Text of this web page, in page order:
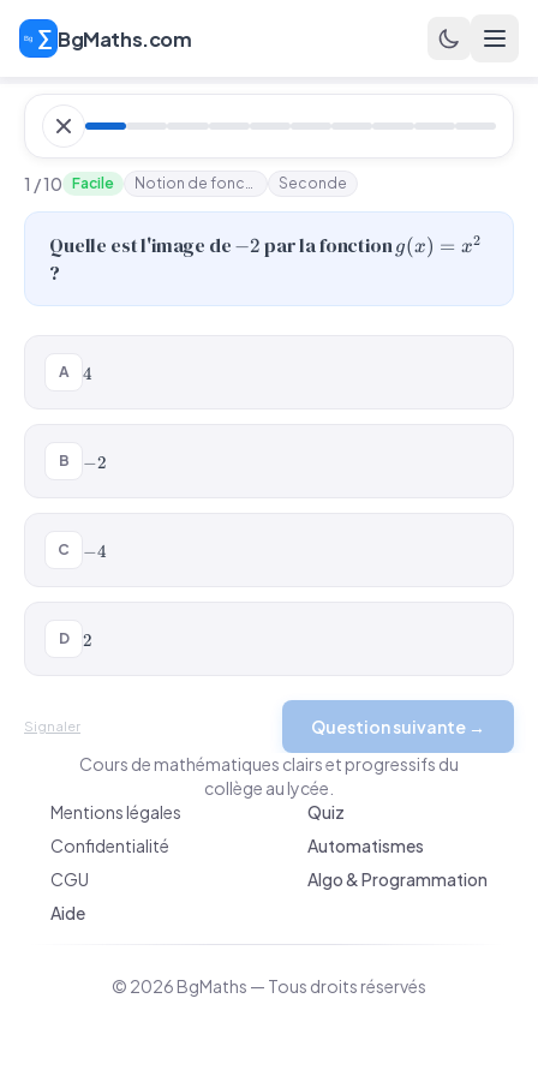
BgMaths.com
1 / 10 Facile Notion de fonction Seconde
Quelle est l'image de-2
−2par la fonctiong(x)
g(x) = x2
?
A 4
4
B -2
−2
C -4
−4
D 2
2
Signaler Question suivante →
BgMaths.com
Cours de mathématiques clairs et progressifs du
collège au lycée.
Mentions légales
Quiz
Confidentialité
Automatismes
CGU
Algo & Programmation
Aide
© 2026 BgMaths — Tous droits réservés